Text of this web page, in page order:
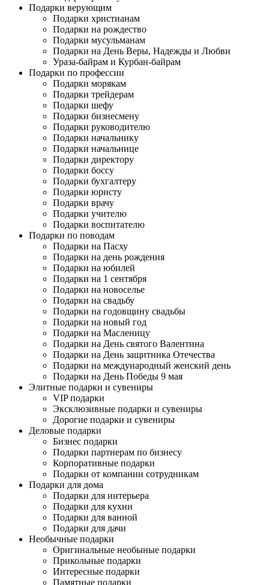
Подарки верующим
Подарки христианам
Подарки на рождество
Подарки мусульманам
Подарки на День Веры, Надежды и Любви
Ураза-байрам и Курбан-байрам
Подарки по профессии
Подарки морякам
Подарки трейдерам
Подарки шефу
Подарки бизнесмену
Подарки руководителю
Подарки начальнику
Подарки начальнице
Подарки директору
Подарки боссу
Подарки бухгалтеру
Подарки юристу
Подарки врачу
Подарки учителю
Подарки воспитателю
Подарки по поводам
Подарки на Пасху
Подарки на день рождения
Подарки на юбилей
Подарки на 1 сентября
Подарки на новоселье
Подарки на свадьбу
Подарки на годовщину свадьбы
Подарки на новый год
Подарки на Масленицу
Подарки на День святого Валентина
Подарки на День защитника Отечества
Подарки на международный женский день
Подарки на День Победы 9 мая
Элитные подарки и сувениры
VIP подарки
Эксклюзивные подарки и сувениры
Дорогие подарки и сувениры
Деловые подарки
Бизнес подарки
Подарки партнерам по бизнесу
Корпоративные подарки
Подарки от компании сотрудникам
Подарки для дома
Подарки для интерьера
Подарки для кухни
Подарки для ванной
Подарки для дачи
Необычные подарки
Оригинальные необыные подарки
Прикольные подарки
Интересные подарки
Памятные подарки